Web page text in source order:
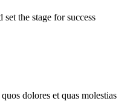
the stage for success
dolores et quas molestias